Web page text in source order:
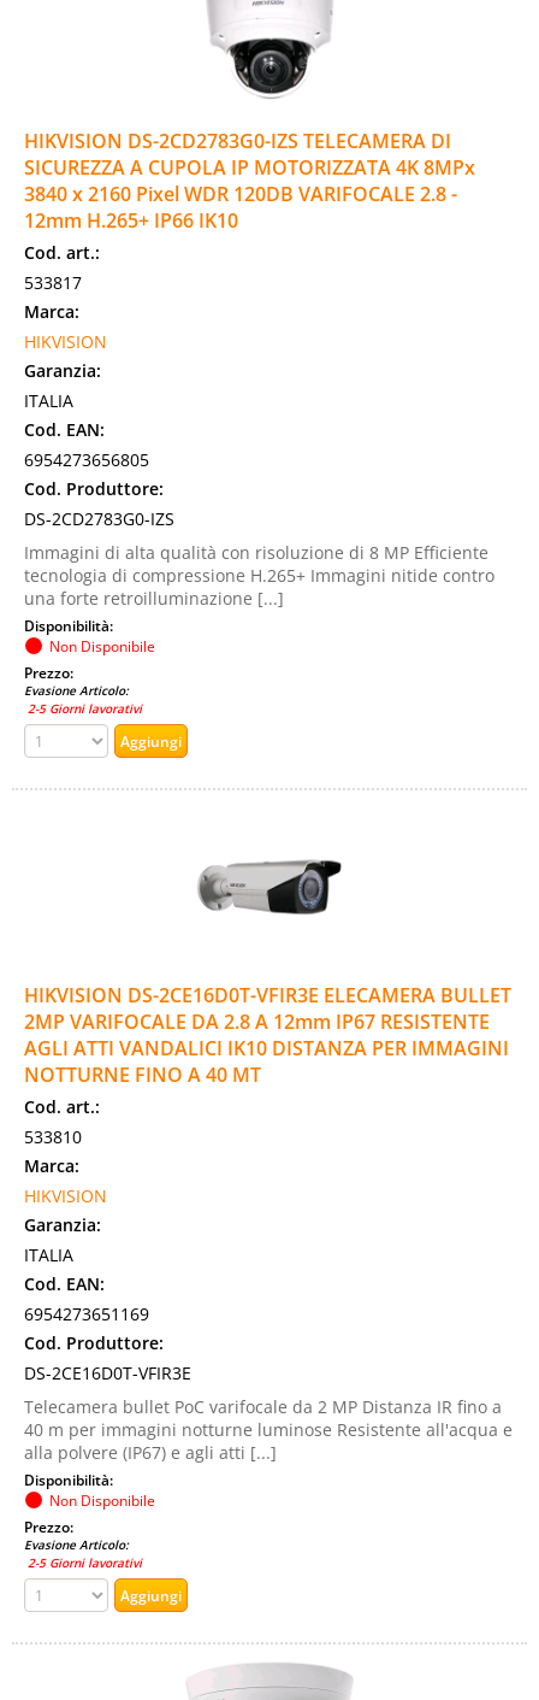
HIKVISION DS-2CD2783G0-IZS TELECAMERA DI
SICUREZZA A CUPOLA IP MOTORIZZATA 4K 8MPx
3840 x 2160 Pixel WDR 120DB VARIFOCALE 2.8 -
12mm H.265+ IP66 IK10
Cod. art.:
533817
Marca:
HIKVISION
Garanzia:
ITALIA
Cod. EAN:
6954273656805
Cod. Produttore:
DS-2CD2783G0-IZS
Immagini di alta qualità con risoluzione di 8 MP Efficiente
tecnologia di compressione H.265+ Immagini nitide contro
una forte retroilluminazione [...]
Disponibilità:
Non Disponibile
Prezzo:
Evasione Articolo:
2-5 Giorni lavorativi
HIKVISION DS-2CE16D0T-VFIR3E ELECAMERA BULLET
2MP VARIFOCALE DA 2.8 A 12mm IP67 RESISTENTE
AGLI ATTI VANDALICI IK10 DISTANZA PER IMMAGINI
NOTTURNE FINO A 40 MT
Cod. art.:
533810
Marca:
HIKVISION
Garanzia:
ITALIA
Cod. EAN:
6954273651169
Cod. Produttore:
DS-2CE16D0T-VFIR3E
Telecamera bullet PoC varifocale da 2 MP Distanza IR fino a
40 m per immagini notturne luminose Resistente all'acqua e
alla polvere (IP67) e agli atti [...]
Disponibilità:
Non Disponibile
Prezzo:
Evasione Articolo:
2-5 Giorni lavorativi